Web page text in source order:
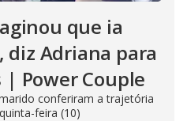
que ia
diz Adriana para
Power Couple
conferiram a trajetória
feira (10)